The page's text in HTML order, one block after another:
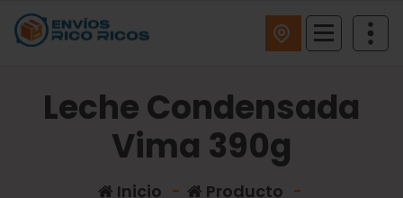
Leche Condensada
Vima 390g
Inicio - Producto -